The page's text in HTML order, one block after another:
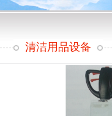
清洁用品设备